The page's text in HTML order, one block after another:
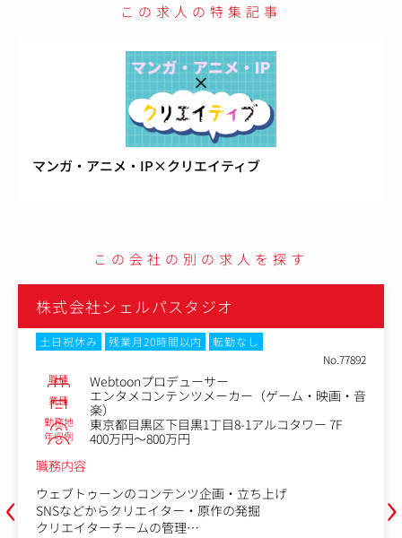
この求人の特集記事
マンガ・アニメ・IP×クリエイティブ
この会社の別の求人を探す
‹
株式会社シェルパスタジオ
土日祝休み 残業月20時間以内
転勤なし
No.84754
職種 漫画編集
業種
エンタメコンテンツメーカー（ゲーム・映画・音
楽）
勤務地 東京都目黒区下目黒1丁目8-1アルコタワー 7F
年収例
400万円～800万円
職務内容
◇ウェブトゥーンのコンテンツ企画・立ち上げ
◇SNSなどからクリエイター・原作の発掘
◇クリエイターチームの管理
›